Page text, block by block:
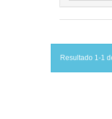
Resultado 1-1